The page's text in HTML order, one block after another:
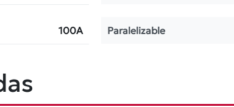
100A Paralelizable